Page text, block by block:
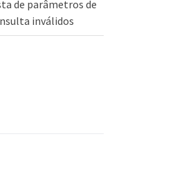
de parâmetros de
inválidos